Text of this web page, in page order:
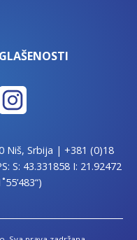
Niš, Srbija | +381 (0)18
S: 43.331858 I: 21.92472